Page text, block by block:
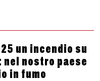
un incendio su
nostro paese
in fumo